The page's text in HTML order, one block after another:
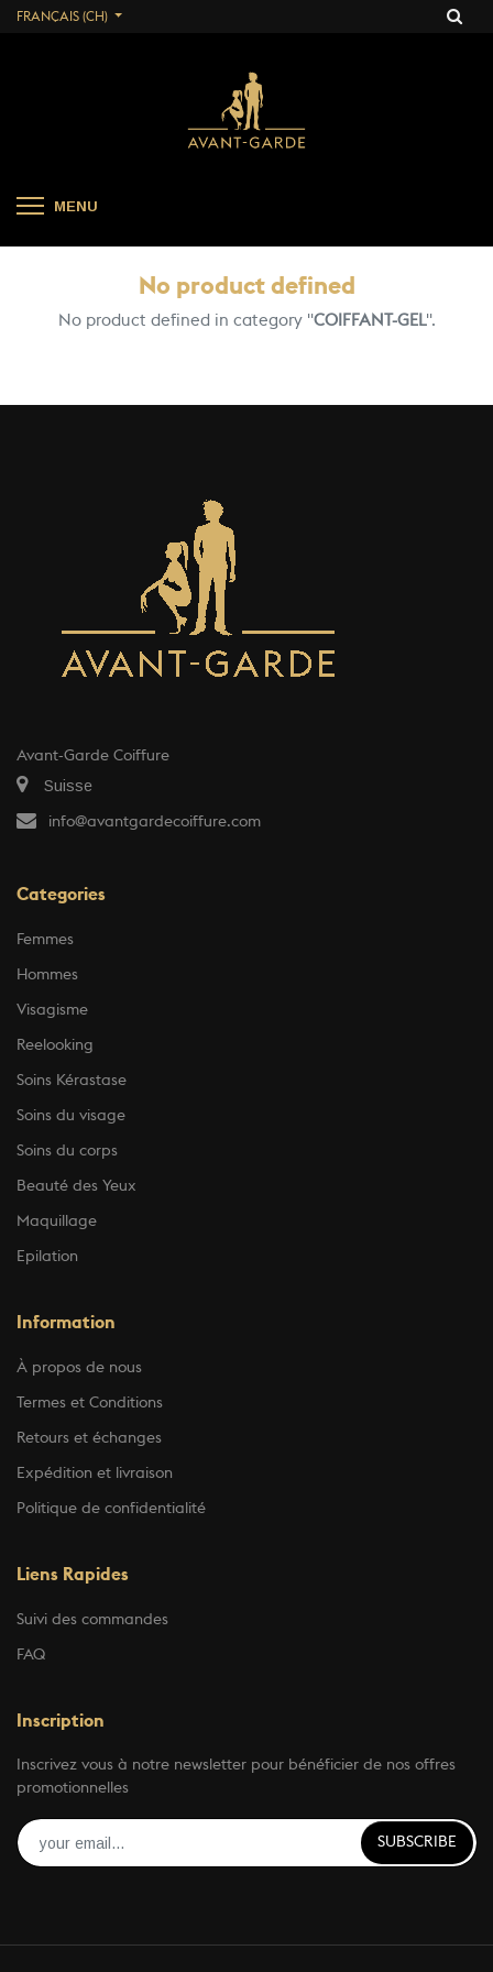
FRANÇAIS (CH)
MENU
No product defined
No product defined in category "COIFFANT-GEL".
Avant-Garde Coiffure
Suisse
info@avantgardecoiffure.com
Categories
Femmes
Hommes
Visagisme
Reelooking
Soins Kérastase
Soins du visage
Soins du corps
Beauté des Yeux
Maquillage
Epilation
Information
À propos de nous
Termes et Conditions
Retours et échanges
Expédition et livraison
Politique de confidentialité
Liens Rapides
Suivi des commandes
FAQ
Inscription
Inscrivez vous à notre newsletter pour bénéficier de nos offres
promotionnelles
SUBSCRIBE